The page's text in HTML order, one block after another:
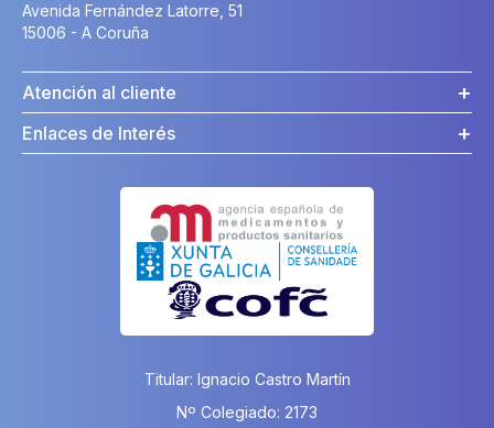
Avenida Fernández Latorre, 51
15006 - A Coruña
Atención al cliente
Enlaces de Interés
Titular: Ignacio Castro Martín
Nº Colegiado: 2173